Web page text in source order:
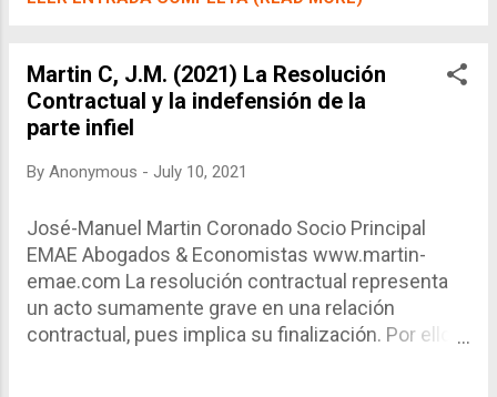
y/o el financiamiento de la actividad estatal para la
prestación de bienes y servicios públicos.
Martin C, J.M. (2021) La Resolución
Contractual y la indefensión de la
parte infiel
By Anonymous - July 10, 2021
José-Manuel Martin Coronado Socio Principal
EMAE Abogados & Economistas www.martin-
emae.com La resolución contractual representa
un acto sumamente grave en una relación
contractual, pues implica su finalización. Por ello,